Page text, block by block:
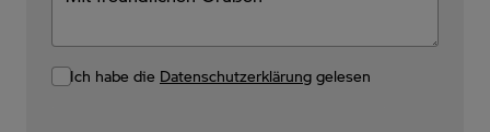
Ich habe die Datenschutzerklärung gelesen